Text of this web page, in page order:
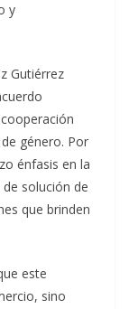
y
Gutiérrez
género. Por
énfasis en la
solución de
que brinden
este
sino